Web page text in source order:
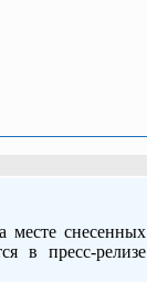
снесенных
в пресс-релизе